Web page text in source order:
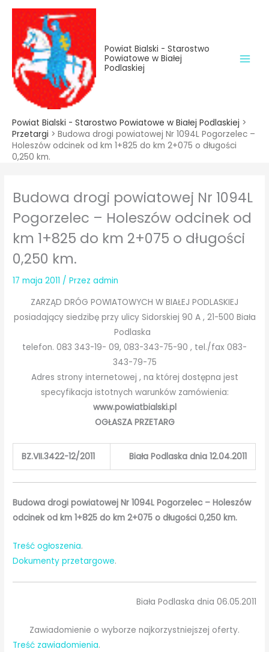
treści
Przejdź
treści
Powiat Bialski - Starostwo
Powiatowe w Białej
Podlaskiej
Powiat Bialski - Starostwo Powiatowe w Białej Podlaskiej >
Przetargi > Budowa drogi powiatowej Nr 1094L Pogorzelec –
Holeszów odcinek od km 1+825 do km 2+075 o długości
0,250 km.
Budowa drogi powiatowej Nr 1094L
Pogorzelec – Holeszów odcinek od
km 1+825 do km 2+075 o długości
0,250 km.
17 maja 2011 / Przezadmin
ZARZĄD DRÓG POWIATOWYCH W BIAŁEJ PODLASKIEJ
posiadający siedzibę przy ulicy Sidorskiej 90 A , 21-500 Biała
Podlaska
telefon. 083 343-19- 09, 083-343-75-90 , tel./fax 083-
343-79-75
Adres strony internetowej , na której dostępna jest
specyfikacja istotnych warunków zamówienia:
www.powiatbialski.pl
OGŁASZA PRZETARG
BZ.VII.3422-12/2011 Biała Podlaska dnia 12.04.2011
Budowa drogi powiatowej Nr 1094L Pogorzelec – Holeszów
odcinek od km 1+825 do km 2+075 o długości 0,250 km.
Treść ogłoszenia.
Dokumenty przetargowe.
Biała Podlaska dnia 06.05.2011
Zawiadomienie o wyborze najkorzystniejszej oferty.
Treść zawiadomienia.